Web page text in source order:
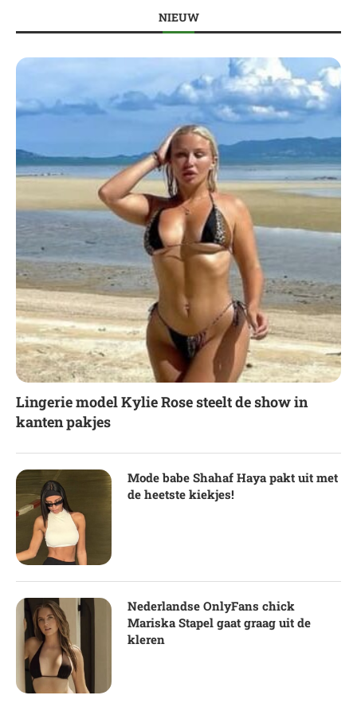
NIEUW
Lingerie model Kylie Rose steelt de show in
kanten pakjes
Mode babe Shahaf Haya pakt uit met
de heetste kiekjes!
Nederlandse OnlyFans chick
Mariska Stapel gaat graag uit de
kleren